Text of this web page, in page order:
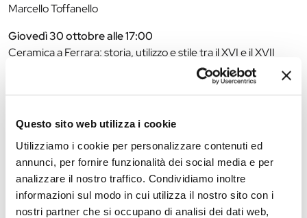
Questo sito web utilizza i cookie
Utilizziamo i cookie per personalizzare contenuti ed
annunci, per fornire funzionalità dei social media e per
analizzare il nostro traffico. Condividiamo inoltre
informazioni sul modo in cui utilizza il nostro sito con i
nostri partner che si occupano di analisi dei dati web,
Marcello Toffanello
Giovedì 30 ottobre alle 17:00
Ceramica a Ferrara: storia, utilizzo e stile tra il XVI e il XVII
Un volto per Marfisa: ricerca ed invenzione di un ritratto
Romeo Pio Cristofori
Info e prenotazioni:
Tel: 0532-244949
www.museiferrara.it